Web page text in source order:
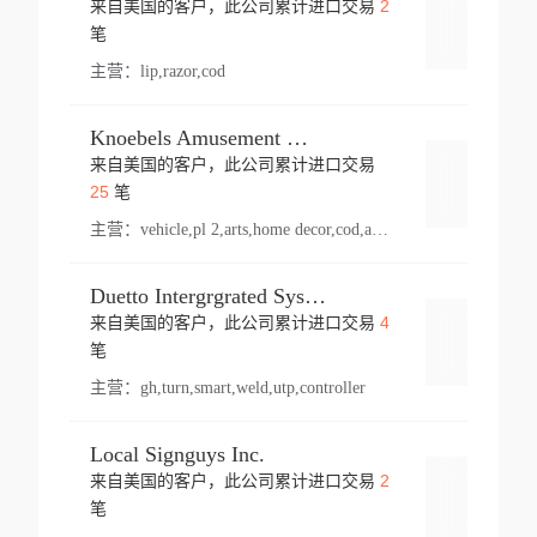
来自美国的客户，此公司累计进口交易 2
笔
主营： lip,razor,cod
Knoebels Amusement Resort
来自美国的客户，此公司累计进口交易
25笔
主营： vehicle,pl 2,arts,home decor,cod,amusement ride,sea
Duetto Intergrgrated Systems Inc.
来自美国的客户，此公司累计进口交易 4
笔
主营： gh,turn,smart,weld,utp,controller
Local Signguys Inc.
来自美国的客户，此公司累计进口交易 2
笔